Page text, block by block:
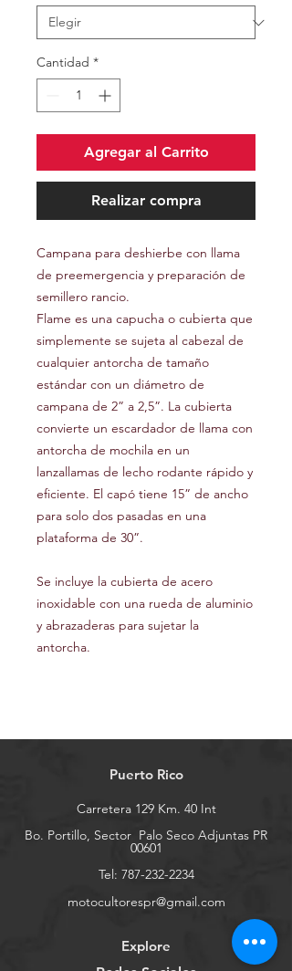
Cantidad *
Agregar al Carrito
Realizar compra
Campana para deshierbe con llama
de preemergencia y preparación de
semillero rancio.
Flame es una capucha o cubierta que
simplemente se sujeta al cabezal de
cualquier antorcha de tamaño
estándar con un diámetro de
campana de 2” a 2,5”. La cubierta
convierte un escardador de llama con
antorcha de mochila en un
lanzallamas de lecho rodante rápido y
eficiente. El capó tiene 15” de ancho
para solo dos pasadas en una
plataforma de 30”.
Se incluye la cubierta de acero
inoxidable con una rueda de aluminio
y abrazaderas para sujetar la
antorcha.
Puerto Rico
Carretera 129 Km. 40 Int
Bo. Portillo, Sector Palo Seco Adjuntas PR
00601
Tel: 787-232-2234
motocultorespr@gmail.com
Explore